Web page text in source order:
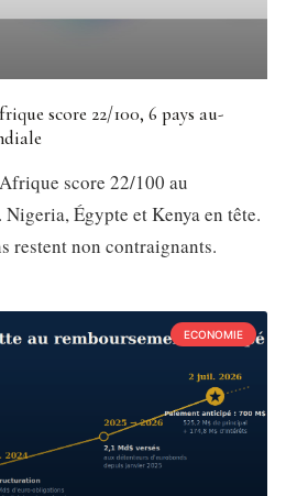
score 22/100, 6 pays au-
score 22/100 au
Égypte et Kenya en tête.
restent non contraignants.
ECONOMIE